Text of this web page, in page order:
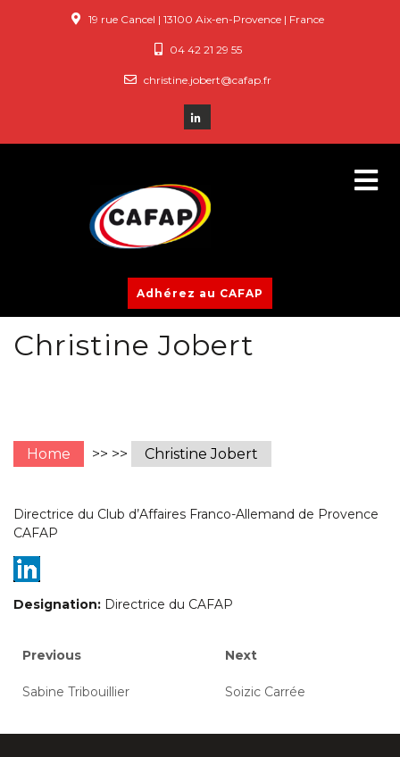
19 rue Cancel | 13100 Aix-en-Provence | France
04 42 21 29 55
christine.jobert@cafap.fr
Adhérez au CAFAP
Christine Jobert
Home >> >> Christine Jobert
Directrice du Club d’Affaires Franco-Allemand de Provence
CAFAP
Designation: Directrice du CAFAP
Navigation
de
l’article
Previous
Previous
Sabine Tribouillier
Next
Next
Soizic Carrée